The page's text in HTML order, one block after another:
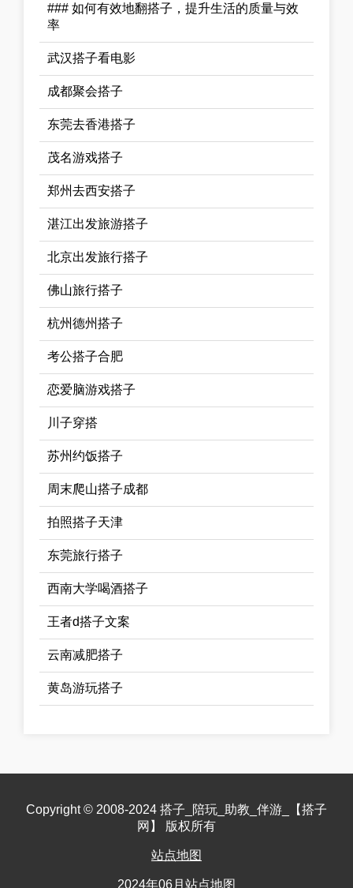
### 如何有效地翻搭子，提升生活的质量与效
率
武汉搭子看电影
成都聚会搭子
东莞去香港搭子
茂名游戏搭子
郑州去西安搭子
湛江出发旅游搭子
北京出发旅行搭子
佛山旅行搭子
杭州德州搭子
考公搭子合肥
恋爱脑游戏搭子
川子穿搭
苏州约饭搭子
周末爬山搭子成都
拍照搭子天津
东莞旅行搭子
西南大学喝酒搭子
王者d搭子文案
云南减肥搭子
黄岛游玩搭子
Copyright © 2008-2024 搭子_陪玩_助教_伴游_【搭子
网】 版权所有
站点地图
2024年06月站点地图